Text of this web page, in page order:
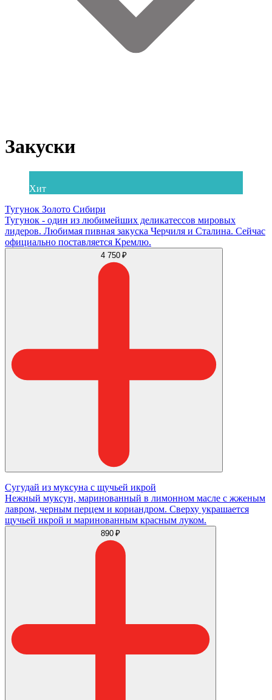
Закуски
Хит
Тугунок Золото Сибири
Тугунок - один из любимейших деликатессов мировых
лидеров. Любимая пивная закуска Черчиля и Сталина. Сейчас
официально поставляется Кремлю.
4 750 ₽
Сугудай из муксуна с щучьей икрой
Нежный муксун, маринованный в лимонном масле с жженым
лавром, черным перцем и кориандром. Сверху украшается
щучьей икрой и маринованным красным луком.
890 ₽